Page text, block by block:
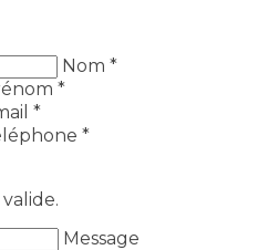
Nom *
*
*
*
Message